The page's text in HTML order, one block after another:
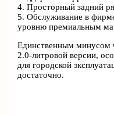
4. Просторный задний
5. Обслуживание в
уровню премиальным
Единственным минусом
2.0-литровой версии,
для городской
достаточно.